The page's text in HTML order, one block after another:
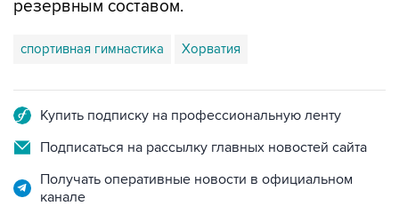
спортивная гимнастика Хорватия
Подписаться на рассылку главных новостей сайта
Получать оперативные новости в официальном
канале